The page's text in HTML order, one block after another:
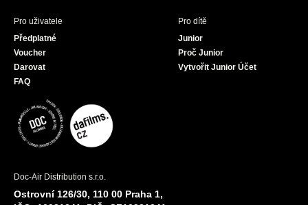
Pro uživatele
Předplatné
Voucher
Darovat
FAQ
Pro dítě
Junior
Proč Junior
Vytvořit Junior Účet
Doc-Air Distribution s.r.o.
Ostrovní 126/30, 110 00 Praha 1,